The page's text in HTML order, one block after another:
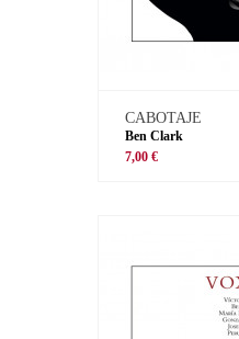
CABOTAJE
Ben Clark
7,00 €